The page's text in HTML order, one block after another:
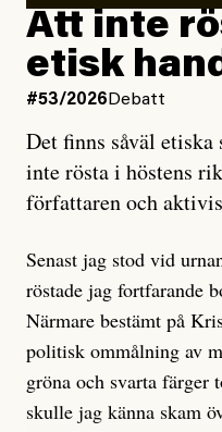
rörelsen. Eller så har
och då ska en
oro inom rörelsen.
Artikeln undersöker
är sant, vad som är
ännu mer
misstänkta personen är
får veta är att personen
under åren, att den har
sociala medier, att
på personens ekonomi
anonyma röster inom
Att inte
etisk
#53/2026 Debatt
Det finns såväl
inte rösta i höstens
författaren och
Senast jag stod vid
röstade jag fortfarande
Närmare bestämt på
politisk ommålning av
gröna och svarta färger
skulle jag känna skam